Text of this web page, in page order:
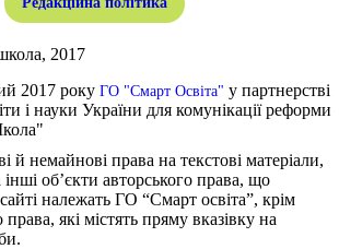
2017
2017 року ГО "Смарт Освіта" у партнерстві
і науки України для комунікації реформи
й немайнові права на текстові матеріали,
об’єкти авторського права, що
належать ГО “Смарт освіта”, крім
права, які містять пряму вказівку на